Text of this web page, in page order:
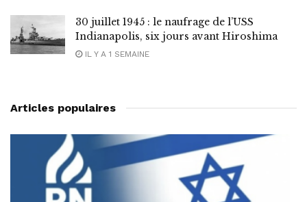
30 juillet 1945 : le naufrage de l’USS
Indianapolis, six jours avant Hiroshima
IL Y A 1 SEMAINE
Articles populaires